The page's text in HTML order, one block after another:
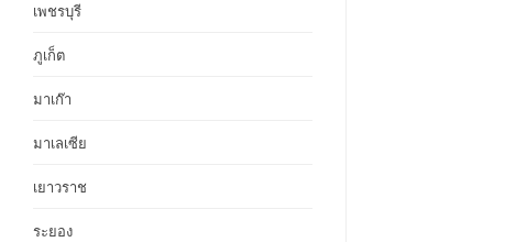
เพชรบุรี
ภูเก็ต
มาเก๊า
มาเลเซีย
เยาวราช
ระยอง